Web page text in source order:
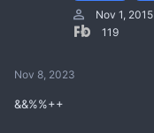
Nov 1, 2015
119
Nov 8, 2023
&&%%++